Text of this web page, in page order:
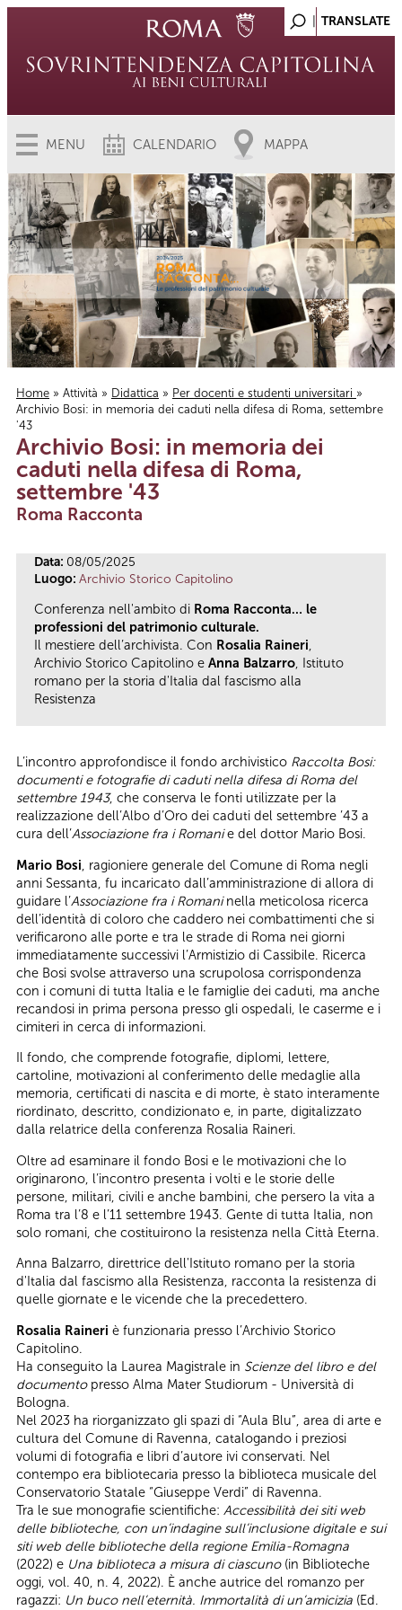
MENU CALENDARIO MAPPA
Tu sei qui
Home » Attività » Didattica » Per docenti e studenti universitari »
Archivio Bosi: in memoria dei caduti nella difesa di Roma, settembre
'43
Archivio Bosi: in memoria dei
caduti nella difesa di Roma,
settembre '43
Roma Racconta
Data: 08/05/2025
Luogo: Archivio Storico Capitolino
Conferenza nell'ambito di Roma Racconta… le
professioni del patrimonio culturale.
Il mestiere dell’archivista. Con Rosalia Raineri,
Archivio Storico Capitolino e Anna Balzarro, Istituto
romano per la storia d'Italia dal fascismo alla
Resistenza
L’incontro approfondisce il fondo archivistico Raccolta Bosi:
documenti e fotografie di caduti nella difesa di Roma del
settembre 1943, che conserva le fonti utilizzate per la
realizzazione dell’Albo d’Oro dei caduti del settembre ’43 a
cura dell’Associazione fra i Romanie del dottor Mario Bosi.
Mario Bosi , ragioniere generale del Comune di Roma negli
anni Sessanta, fu incaricato dall’amministrazione di allora di
guidare l’Associazione fra i Romaninella meticolosa ricerca
dell’identità di coloro che caddero nei combattimenti che si
verificarono alle porte e tra le strade di Roma nei giorni
immediatamente successivi l’Armistizio di Cassibile. Ricerca
che Bosi svolse attraverso una scrupolosa corrispondenza
con i comuni di tutta Italia e le famiglie dei caduti, ma anche
recandosi in prima persona presso gli ospedali, le caserme e i
cimiteri in cerca di informazioni.
Il fondo, che comprende fotografie, diplomi, lettere,
cartoline, motivazioni al conferimento delle medaglie alla
memoria, certificati di nascita e di morte, è stato interamente
riordinato, descritto, condizionato e, in parte, digitalizzato
dalla relatrice della conferenza Rosalia Raineri.
Oltre ad esaminare il fondo Bosi e le motivazioni che lo
originarono, l’incontro presenta i volti e le storie delle
persone, militari, civili e anche bambini, che persero la vita a
Roma tra l’8 e l’11 settembre 1943. Gente di tutta Italia, non
solo romani, che costituirono la resistenza nella Città Eterna.
Anna Balzarro, direttrice dell'Istituto romano per la storia
d'Italia dal fascismo alla Resistenza, racconta la resistenza di
quelle giornate e le vicende che la precedettero.
Rosalia Raineri è funzionaria presso l’Archivio Storico
Capitolino.
Ha conseguito la Laurea Magistrale in Scienze del libro e del
documentopresso Alma Mater Studiorum - Università di
Bologna.
Nel 2023 ha riorganizzato gli spazi di “Aula Blu”, area di arte e
cultura del Comune di Ravenna, catalogando i preziosi
volumi di fotografia e libri d’autore ivi conservati. Nel
contempo era bibliotecaria presso la biblioteca musicale del
Conservatorio Statale “Giuseppe Verdi” di Ravenna.
Tra le sue monografie scientifiche: Accessibilità dei siti web
delle biblioteche, con un’indagine sull’inclusione digitale e sui
siti web delle biblioteche della regione Emilia-Romagna
(2022) e Una biblioteca a misura di ciascuno (in Biblioteche
oggi, vol. 40, n. 4, 2022). È anche autrice del romanzo per
ragazzi: Un buco nell’eternità. Immortalità di un’amicizia (Ed.